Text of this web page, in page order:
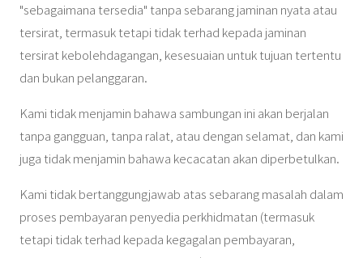
"sebagaimana tersedia" tanpa sebarang jaminan nyata atau
tersirat, termasuk tetapi tidak terhad kepada jaminan
tersirat kebolehdagangan, kesesuaian untuk tujuan tertentu
dan bukan pelanggaran.
Kami tidak menjamin bahawa sambungan ini akan berjalan
tanpa gangguan, tanpa ralat, atau dengan selamat, dan kami
juga tidak menjamin bahawa kecacatan akan diperbetulkan.
Kami tidak bertanggungjawab atas sebarang masalah dalam
proses pembayaran penyedia perkhidmatan (termasuk
tetapi tidak terhad kepada kegagalan pembayaran,